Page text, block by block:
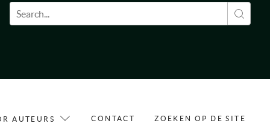
Zoekveld
AUTEURS CONTACT ZOEKEN OP DE SITE